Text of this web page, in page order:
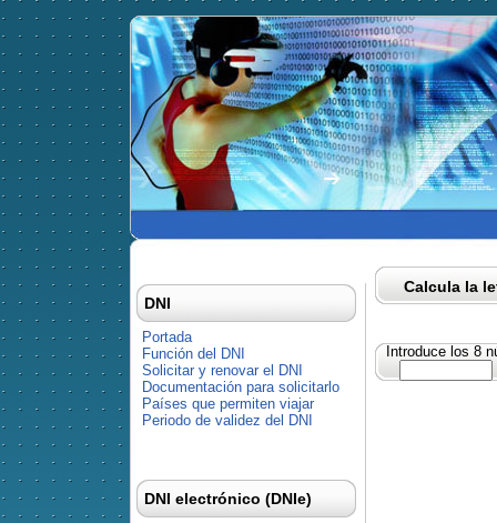
Calcula la
Introduce los 8
DNI
Portada
Función del DNI
Solicitar y renovar el DNI
Documentación para solicitarlo
Países que permiten viajar
Periodo de validez del DNI
DNI electrónico (DNIe)